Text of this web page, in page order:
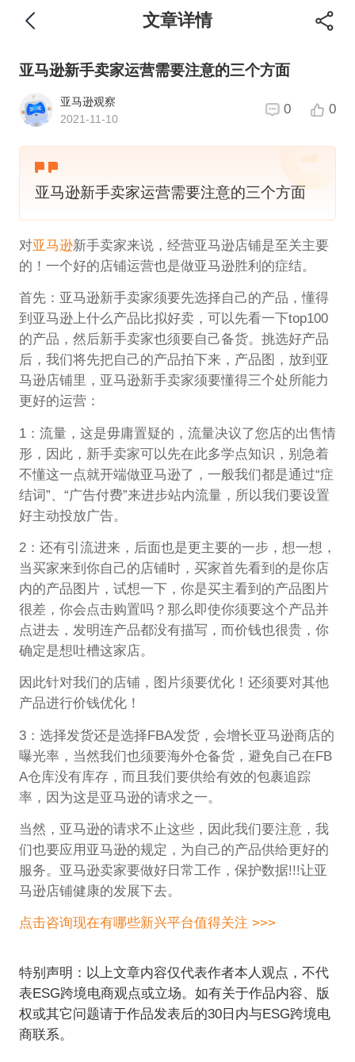
文章详情
亚马逊新手卖家运营需要注意的三个方面
亚马逊观察
2021-11-10
0 0
亚马逊新手卖家运营需要注意的三个方面
对亚马逊新手卖家来说，经营亚马逊店铺是至关主要
的！一个好的店铺运营也是做亚马逊胜利的症结。
首先：亚马逊新手卖家须要先选择自己的产品，懂得
到亚马逊上什么产品比拟好卖，可以先看一下top100
的产品，然后新手卖家也须要自己备货。挑选好产品
后，我们将先把自己的产品拍下来，产品图，放到亚
马逊店铺里，亚马逊新手卖家须要懂得三个处所能力
更好的运营：
1：流量，这是毋庸置疑的，流量决议了您店的出售情
形，因此，新手卖家可以先在此多学点知识，别急着
不懂这一点就开端做亚马逊了，一般我们都是通过“症
结词”、“广告付费”来进步站内流量，所以我们要设置
好主动投放广告。
2：还有引流进来，后面也是更主要的一步，想一想，
当买家来到你自己的店铺时，买家首先看到的是你店
内的产品图片，试想一下，你是买主看到的产品图片
很差，你会点击购置吗？那么即使你须要这个产品并
点进去，发明连产品都没有描写，而价钱也很贵，你
确定是想吐槽这家店。
因此针对我们的店铺，图片须要优化！还须要对其他
产品进行价钱优化！
3：选择发货还是选择FBA发货，会增长亚马逊商店的
曝光率，当然我们也须要海外仓备货，避免自己在FB
A仓库没有库存，而且我们要供给有效的包裹追踪
率，因为这是亚马逊的请求之一。
当然，亚马逊的请求不止这些，因此我们要注意，我
们也要应用亚马逊的规定，为自己的产品供给更好的
服务。亚马逊卖家要做好日常工作，保护数据!!!让亚
马逊店铺健康的发展下去。
点击咨询现在有哪些新兴平台值得关注 >>>
特别声明：以上文章内容仅代表作者本人观点，不代
表ESG跨境电商观点或立场。如有关于作品内容、版
权或其它问题请于作品发表后的30日内与ESG跨境电
商联系。